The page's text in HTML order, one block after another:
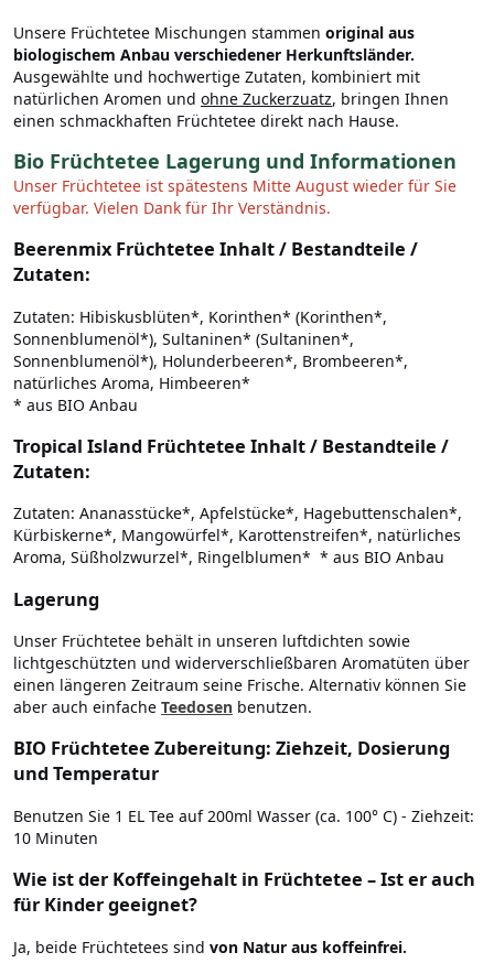
Unsere Früchtetee Mischungen stammen original aus
biologischem Anbau verschiedener Herkunftsländer.
Ausgewählte und hochwertige Zutaten, kombiniert mit
natürlichen Aromen und ohne Zuckerzuatz, bringen Ihnen
einen schmackhaften Früchtetee direkt nach Hause.
Bio Früchtetee Lagerung und Informationen
Unser Früchtetee ist spätestens Mitte August wieder für Sie
verfügbar. Vielen Dank für Ihr Verständnis.
Beerenmix Früchtetee Inhalt / Bestandteile /
Zutaten:
Zutaten: Hibiskusblüten*, Korinthen* (Korinthen*,
Sonnenblumenöl*), Sultaninen* (Sultaninen*,
Sonnenblumenöl*), Holunderbeeren*, Brombeeren*,
natürliches Aroma, Himbeeren*
* aus BIO Anbau
Tropical Island Früchtetee Inhalt / Bestandteile /
Zutaten:
Zutaten: Ananasstücke*, Apfelstücke*, Hagebuttenschalen*,
Kürbiskerne*, Mangowürfel*, Karottenstreifen*, natürliches
Aroma, Süßholzwurzel*, Ringelblumen* * aus BIO Anbau
Lagerung
Unser Früchtetee behält in unseren luftdichten sowie
lichtgeschützten und widerverschließbaren Aromatüten über
einen längeren Zeitraum seine Frische. Alternativ können Sie
aber auch einfache Teedosen benutzen.
BIO Früchtetee Zubereitung: Ziehzeit, Dosierung
und Temperatur
Benutzen Sie 1 EL Tee auf 200ml Wasser (ca. 100° C) - Ziehzeit:
10 Minuten
Wie ist der Koffeingehalt in Früchtetee – Ist er auch
für Kinder geeignet?
Ja, beide Früchtetees sind von Natur aus koffeinfrei.